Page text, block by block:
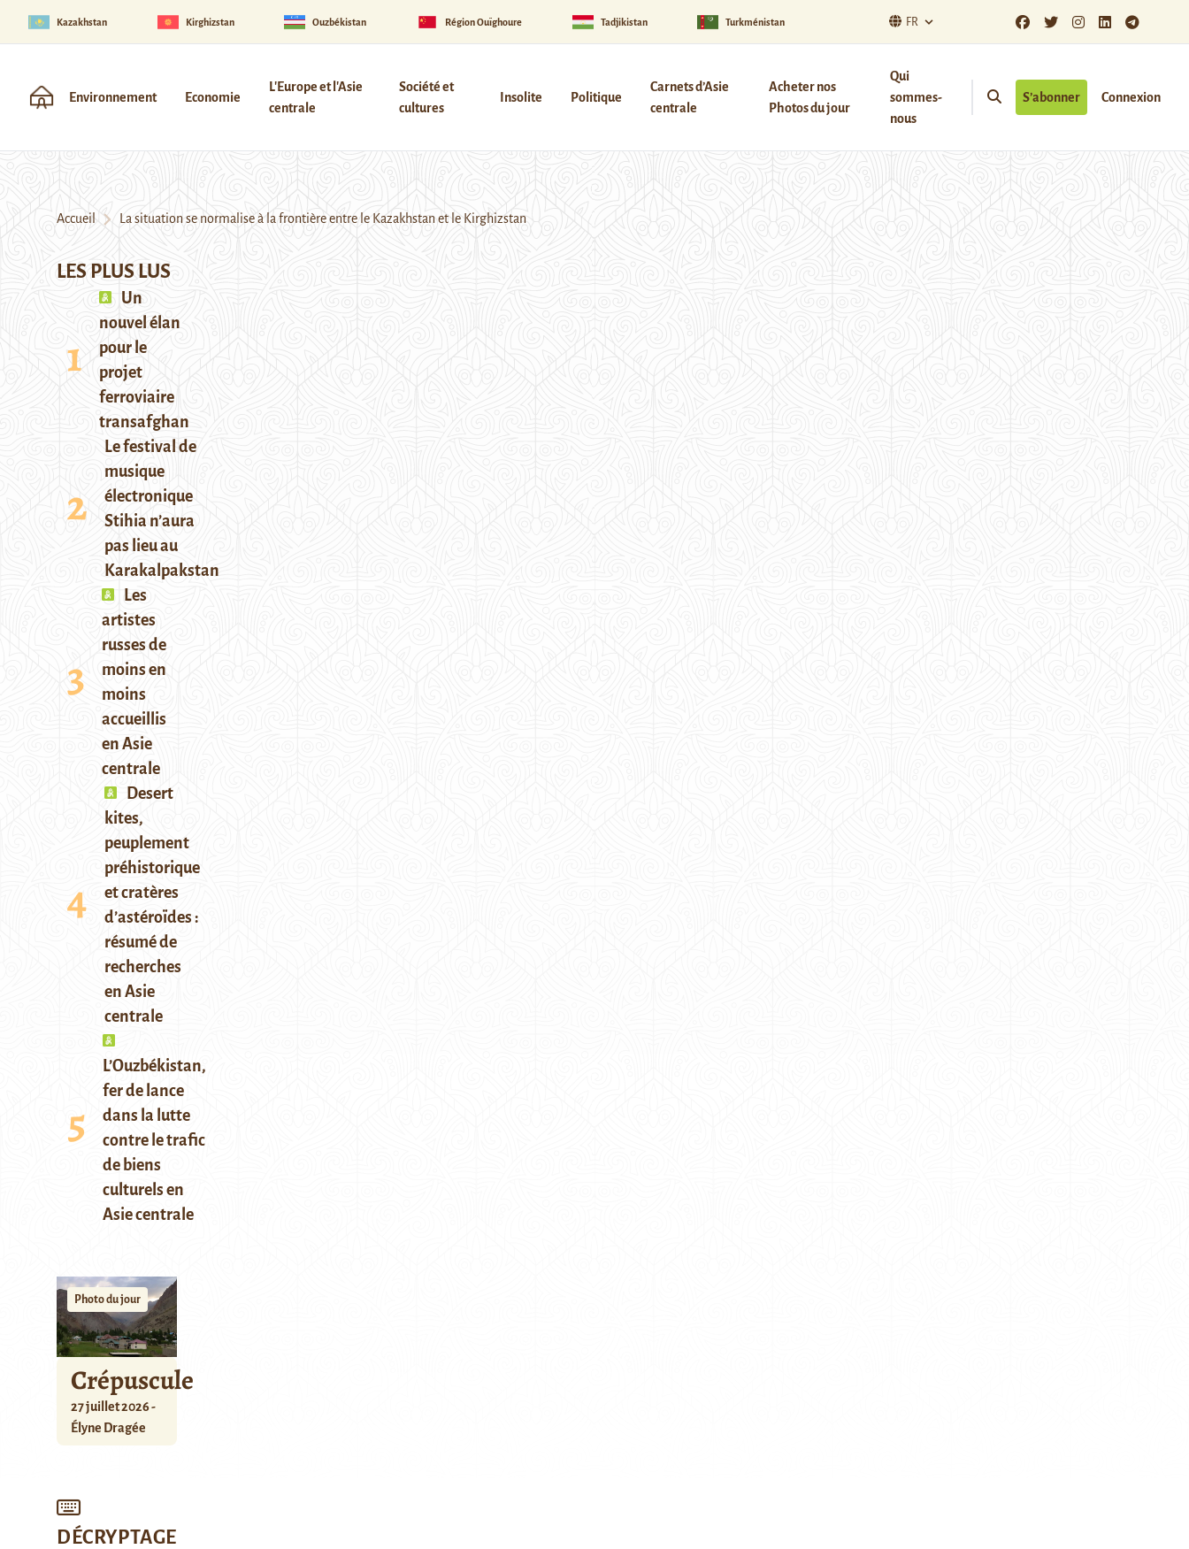
Kazakhstan Kirghizstan Ouzbékistan Région Ouïghoure Tadjikistan Turkménistan FR
Environnement Economie
L'Europe et l'Asie
centrale
Société et
cultures
Insolite Politique
Carnets d’Asie
centrale
Acheter nos
Photos du jour
Qui
sommes-
nous
S’abonner Connexion
Accueil La situation se normalise à la frontière entre le Kazakhstan et le Kirghizstan
LES PLUS LUS
Un
nouvel élan
pour le
projet
ferroviaire
transafghan
Le festival de
musique
électronique
Stihia n’aura
pas lieu au
Karakalpakstan
Les
artistes
russes de
moins en
moins
accueillis
en Asie
centrale
Desert
kites,
peuplement
préhistorique
et cratères
d’astéroïdes :
résumé de
recherches
en Asie
centrale
L’Ouzbékistan,
fer de lance
dans la lutte
contre le trafic
de biens
culturels en
Asie centrale
Photo du jour
Crépuscule
27 juillet 2026 -
Élyne Dragée
DÉCRYPTAGE